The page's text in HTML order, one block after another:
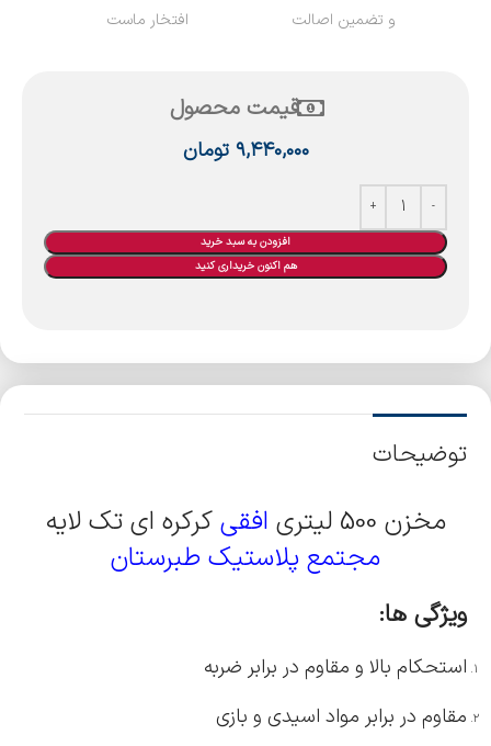
و تضمین اصالت افتخار ماست
قیمت محصول
۹,۴۴۰,۰۰۰ تومان
افزودن به سبد خرید
هم اکنون خریداری کنید
توضیحات
مخزن 500 لیتری افقیکرکره ای تک لایه
مجتمع پلاستیک طبرستان
ویژگی ها:
استحکام بالا و مقاوم در برابر ضربه
مقاوم در برابر مواد اسیدی و بازی